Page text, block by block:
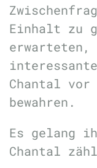
Einhalt zu
Chantal vor
bewahren.
Es gelang
Chantal